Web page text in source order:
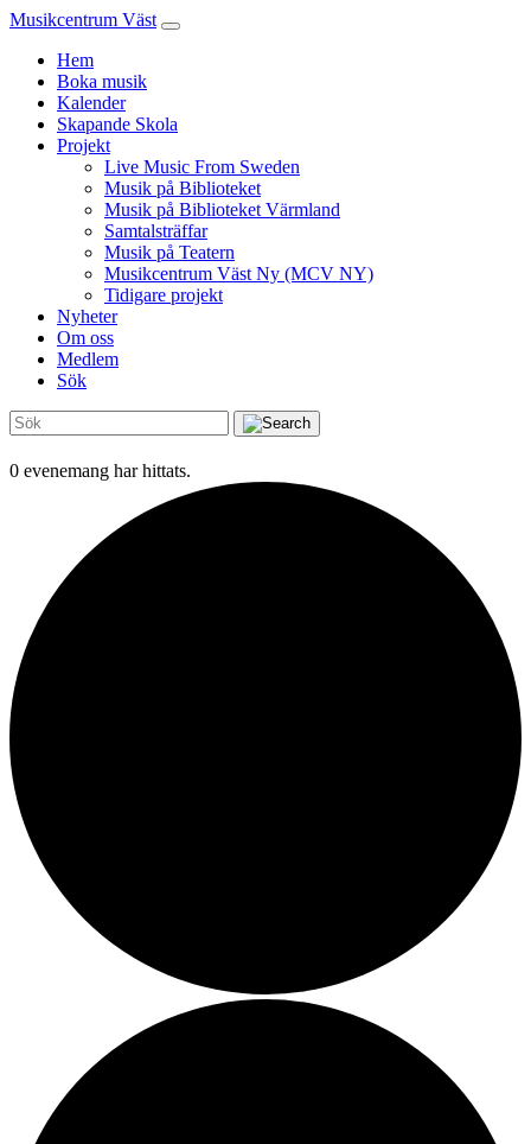
Musikcentrum Väst
Hem
Boka musik
Kalender
Skapande Skola
Projekt
Live Music From Sweden
Musik på Biblioteket
Musik på Biblioteket Värmland
Samtalsträffar
Musik på Teatern
Musikcentrum Väst Ny (MCV NY)
Tidigare projekt
Nyheter
Om oss
Medlem
Sök
0 evenemang har hittats.